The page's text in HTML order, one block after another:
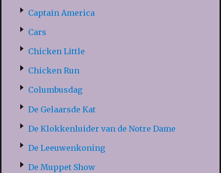
Captain America
Cars
Chicken Little
Chicken Run
Columbusdag
De Gelaarsde Kat
De Klokkenluider van de Notre Dame
De Leeuwenkoning
De Muppet Show